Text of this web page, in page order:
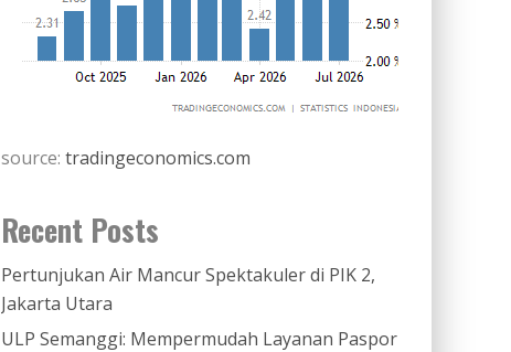
source: tradingeconomics.com
Recent Posts
Pertunjukan Air Mancur Spektakuler di PIK 2,
Jakarta Utara
ULP Semanggi: Mempermudah Layanan Paspor